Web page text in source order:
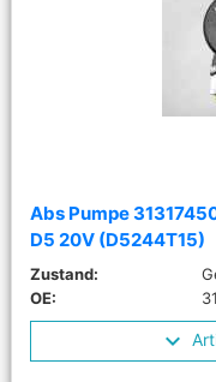
Abs Pumpe
D5 20V (D5244T15)
Zustand:
OE: